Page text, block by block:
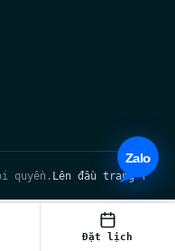
quyền.Lên đầu trang ↑
Đặt lịch